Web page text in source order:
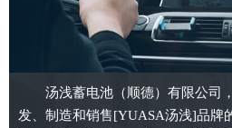
汤浅蓄电池（顺德）有限公司
发、制造和销售[YUASA汤浅]品牌